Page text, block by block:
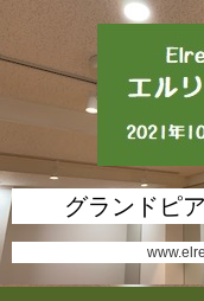
グランドピ